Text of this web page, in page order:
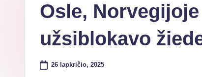
Osle,
užsiblokavo
26 lapkričio, 2025